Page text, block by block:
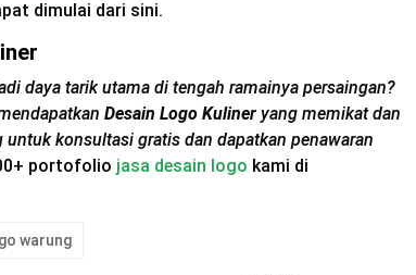
dimulai dari sini.
daya tarik utama di tengah ramainya persaingan?
Desain Logo Kuliner yang memikat dan
konsultasi gratis dan dapatkan penawaran
portofolio jasa desain logo kami di
warung